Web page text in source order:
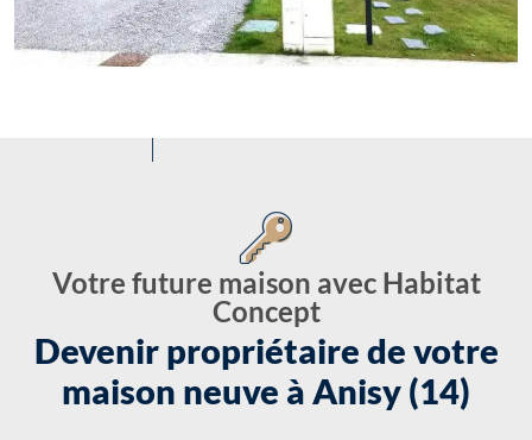
Votre future maison avec Habitat
Concept
Devenir propriétaire de votre
maison neuve à Anisy (14)